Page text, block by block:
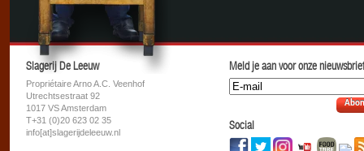
Slagerij De Leeuw
Propriétaire Arno A.C. Veenhof
Utrechtsestraat 92
1017 VS Amsterdam
T+31 (0)20 623 02 35
info[at]slagerijdeleeuw.nl
Meld je aan voor onze
Social